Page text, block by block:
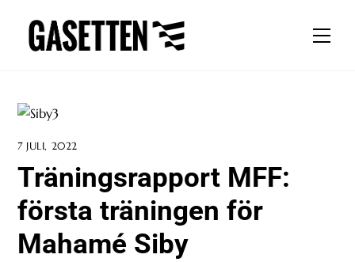
content
7 JULI, 2022
Träningsrapport MFF:
första träningen för
Mahamé Siby